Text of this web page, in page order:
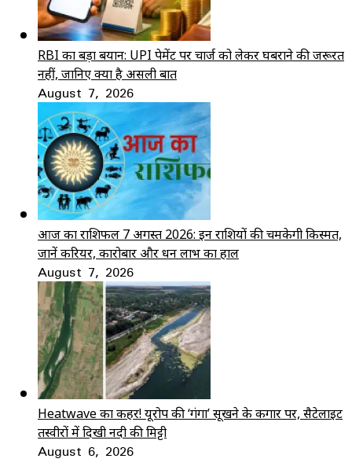
RBI का बड़ा बयान: UPI पेमेंट पर चार्ज को लेकर घबराने की जरूरत
नहीं, जानिए क्या है असली बात
August 7, 2026
आज का राशिफल 7 अगस्त 2026: इन राशियों की चमकेगी किस्मत,
जानें करियर, कारोबार और धन लाभ का हाल
August 7, 2026
Heatwave का कहर! यूरोप की ‘गंगा’ सूखने के कगार पर, सैटेलाइट
तस्वीरों में दिखी नदी की मिट्टी
August 6, 2026